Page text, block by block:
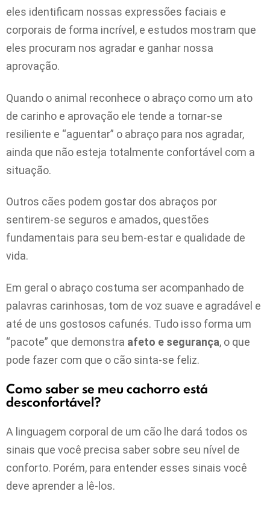
eles identificam nossas expressões faciais e
corporais de forma incrível, e estudos mostram que
eles procuram nos agradar e ganhar nossa
aprovação.
Quando o animal reconhece o abraço como um ato
de carinho e aprovação ele tende a tornar-se
resiliente e “aguentar” o abraço para nos agradar,
ainda que não esteja totalmente confortável com a
situação.
Outros cães podem gostar dos abraços por
sentirem-se seguros e amados, questões
fundamentais para seu bem-estar e qualidade de
vida.
Em geral o abraço costuma ser acompanhado de
palavras carinhosas, tom de voz suave e agradável e
até de uns gostosos cafunés. Tudo isso forma um
“pacote” que demonstra afeto e segurança, o que
pode fazer com que o cão sinta-se feliz.
Como saber se meu cachorro está
desconfortável?
A linguagem corporal de um cão lhe dará todos os
sinais que você precisa saber sobre seu nível de
conforto. Porém, para entender esses sinais você
deve aprender a lê-los.